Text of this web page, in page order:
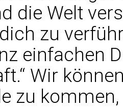
die Welt
zu
einfachen
Wir
zu